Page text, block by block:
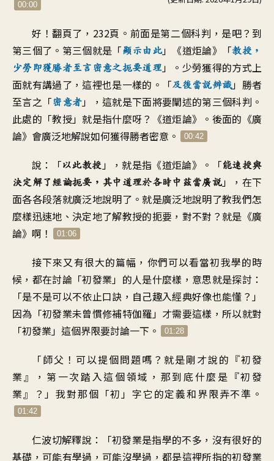
播00:00
好！翻頁了 ， 232頁 。 前面是第二個科判，是吧？ 到
第三個了 。 第三個就是 「顯示由此」《道炬論》「教授 ，
少勞即獲勝者至言密意之扼要道理」。 少勞獲得的方式上
面就有講過了 ， 這裡也是一樣的 。「及後當說辨識」 勝者
至言之「密意者」， 這就是下面將要闡述的第三個科判 。
此處的「教授」就是指什麼呀？《道炬論》。 後面的《廣
論》會廣泛地解說如何獲得勝者密意 。 00:42
說：「以此教授」，就是指《道炬論》。「能速授與
決定解了經論扼要 ， 其中道理於各時中茲當廣說」， 在下
面各各段落就廣泛地說明了 。就是廣泛地說明了教我們怎
麼樣迅速地 、 決定地了解教授的扼要 ， 對不對 ？就是《廣
論》啊 ！ 01:06
接下來又有很大的篇幅 ， 你們可以看當初我學的時
候 ， 都在討論「初發業」的人是什麼樣 ， 意思就是探討 ：
「是不是可以不依止口訣 ， 自己趣入經典好像也能懂 ？」
因為「初發業未曾慣修補特伽羅」 才需要這樣 ，所以就對
「初發業」 這個界限要討論一下 。 01:28
「師父！可以提個問題嗎 ？ 就是剛才說的『初發
業』， 第一次踏入這個領域 ， 那到底什麼是『初發
業』？」我對那個「初」字它的定義和界限弄不準 。
01:42
仁波切解釋說 ：「初發業是指學的不多 ， 沒有很好的
基礎 ， 可能有學過 ， 可能沒學過 ，都是這裡所指的初發業